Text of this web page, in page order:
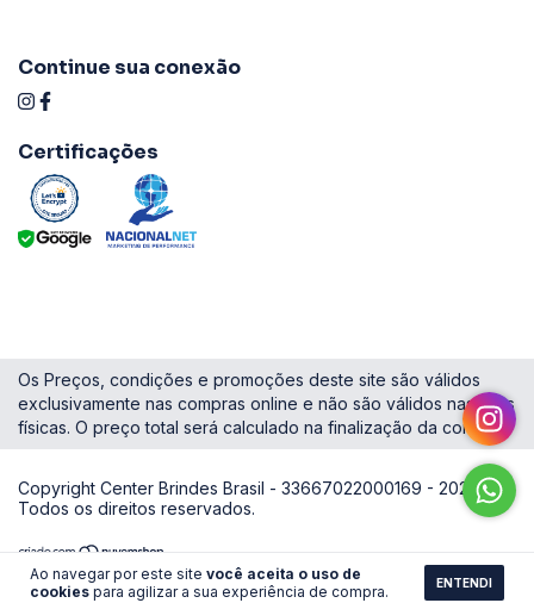
Ao navegar por este site você aceita o uso de
cookies para agilizar a sua experiência de compra. ENTENDI
Continue sua conexão
Certificações
Os Preços, condições e promoções deste site são válidos
exclusivamente nas compras online e não são válidos nas lojas
físicas. O preço total será calculado na finalização da compra.
Copyright Center Brindes Brasil - 33667022000169 - 2026.
Todos os direitos reservados.